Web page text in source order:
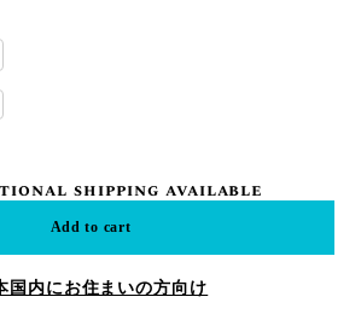
shipping available
Add to cart
国内にお住まいの方向け